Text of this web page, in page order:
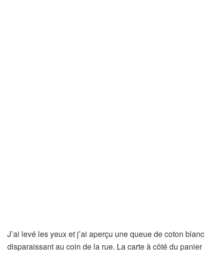
J’ai levé les yeux et j’ai aperçu une queue de coton blanc
disparaissant au coin de la rue. La carte à côté du panier